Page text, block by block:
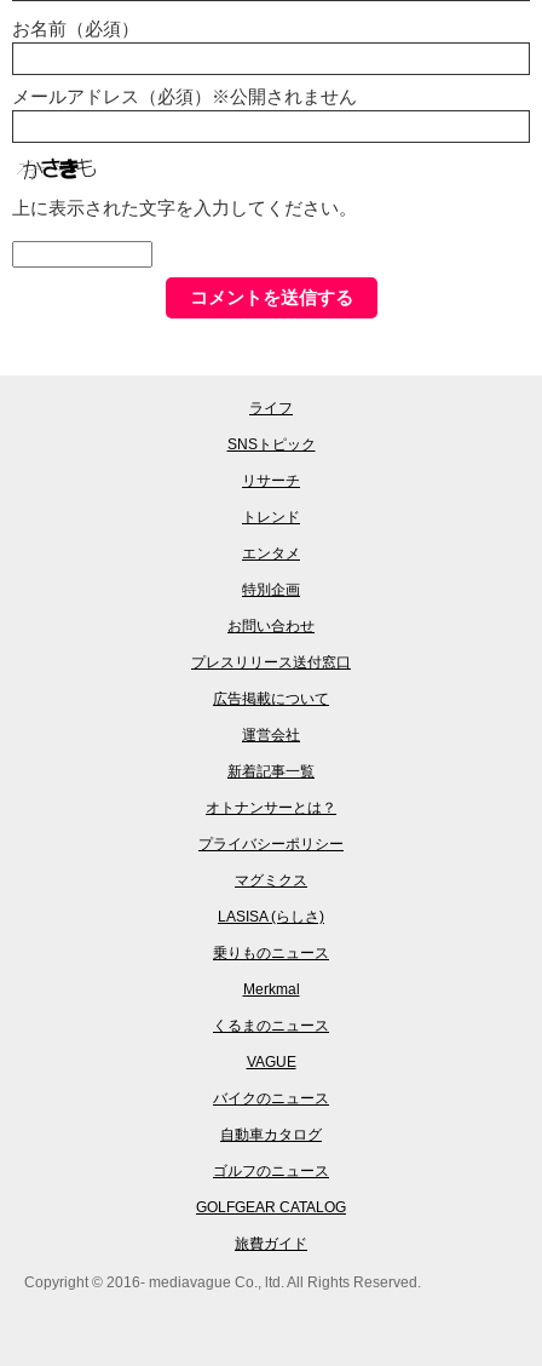
お名前（必須）
メールアドレス（必須）※公開されません
上に表示された文字を入力してください。
ライフ
SNSトピック
リサーチ
トレンド
エンタメ
特別企画
お問い合わせ
プレスリリース送付窓口
広告掲載について
運営会社
新着記事一覧
オトナンサーとは？
プライバシーポリシー
マグミクス
LASISA (らしさ)
乗りものニュース
Merkmal
くるまのニュース
VAGUE
バイクのニュース
自動車カタログ
ゴルフのニュース
GOLFGEAR CATALOG
旅費ガイド
Copyright © 2016- mediavague Co., ltd. All Rights Reserved.